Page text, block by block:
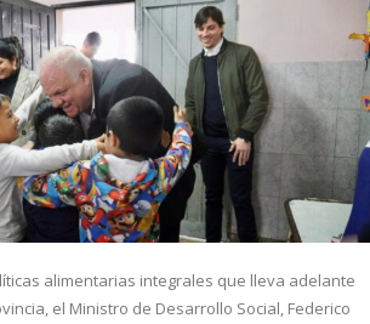
alimentarias integrales que lleva adelante
el Ministro de Desarrollo Social, Federico